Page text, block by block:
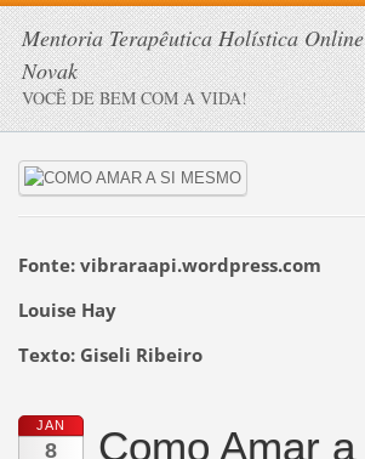
Mentoria Terapêutica Holística Online
Novak
VOCÊ DE BEM COM A VIDA!
Fonte: vibraraapi.wordpress.com
Louise Hay
Texto: Giseli Ribeiro
JAN
8
Como Amar a